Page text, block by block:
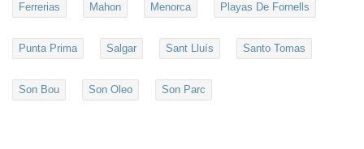
Ferrerias Mahon Menorca Playas De Fornells
Punta Prima Salgar Sant Lluís Santo Tomas
Son Bou Son Oleo Son Parc